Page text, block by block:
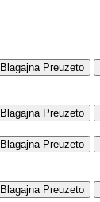
Blagajna Preuzeto
Blagajna Preuzeto
Blagajna Preuzeto
Blagajna Preuzeto